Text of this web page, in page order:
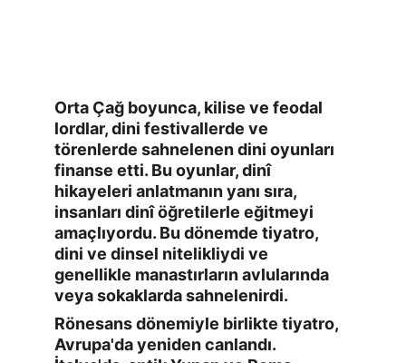
Orta Çağ boyunca, kilise ve feodal
lordlar, dini festivallerde ve
törenlerde sahnelenen dini oyunları
finanse etti. Bu oyunlar, dinî
hikayeleri anlatmanın yanı sıra,
insanları dinî öğretilerle eğitmeyi
amaçlıyordu. Bu dönemde tiyatro,
dini ve dinsel nitelikliydi ve
genellikle manastırların avlularında
veya sokaklarda sahnelenirdi.
Rönesans dönemiyle birlikte tiyatro,
Avrupa'da yeniden canlandı.